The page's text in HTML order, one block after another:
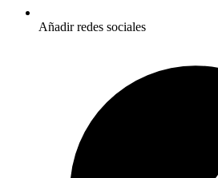
Añadir redes sociales